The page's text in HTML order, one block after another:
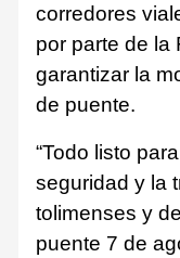
corredores
por parte de la
garantizar la
de puente.
“Todo listo
seguridad y la
tolimenses y
puente 7 de